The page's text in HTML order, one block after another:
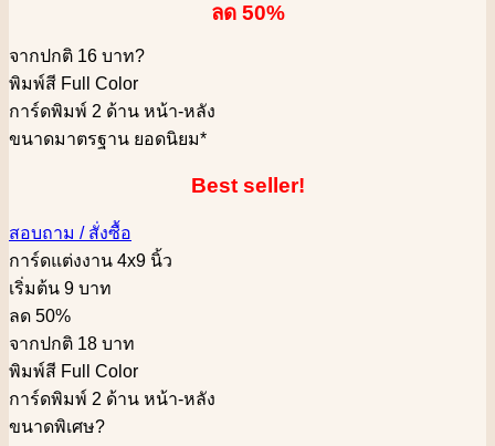
ลด 50%
จากปกติ 16 บาท?
พิมพ์สี Full Color
การ์ดพิมพ์ 2 ด้าน หน้า-หลัง
ขนาดมาตรฐาน ยอดนิยม*
Best seller!
สอบถาม / สั่งซื้อ
การ์ดแต่งงาน 4x9 นิ้ว
เริ่มต้น 9 บาท
ลด 50%
จากปกติ 18 บาท
พิมพ์สี Full Color
การ์ดพิมพ์ 2 ด้าน หน้า-หลัง
ขนาดพิเศษ?